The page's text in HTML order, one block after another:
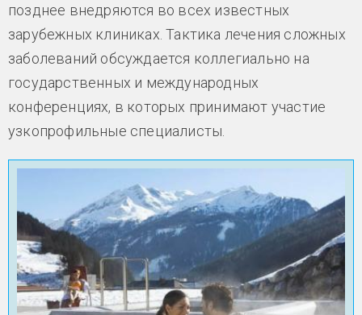
позднее внедряются во всех известных
зарубежных клиниках. Тактика лечения сложных
заболеваний обсуждается коллегиально на
государственных и международных
конференциях, в которых принимают участие
узкопрофильные специалисты.